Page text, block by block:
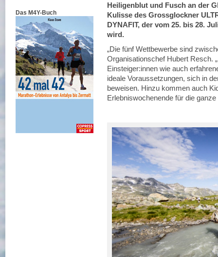
Das M4Y-Buch
Heiligenblut und Fusch an der
Kulisse des Grossglockner
DYNAFIT, der vom 25. bis 28.
wird.
„Die fünf Wettbewerbe sind
Organisationschef Hubert Resch.
Einsteiger:innen wie auch
ideale Voraussetzungen, sich in
beweisen. Hinzu kommen auch
Erlebniswochenende für die ganze